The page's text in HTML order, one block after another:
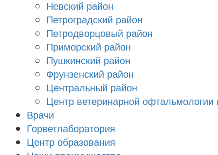
Невский район
Петроградский район
Петродворцовый район
Приморский район
Пушкинский район
Фрунзенский район
Цeнтральный район
Центр ветеринарной
Врачи
Горветлаборатория
Центр образования